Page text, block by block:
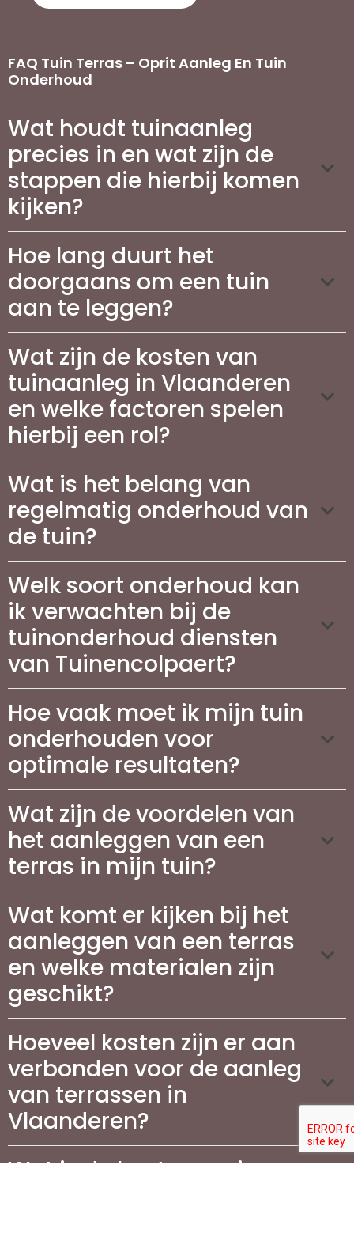
FAQ Tuin Terras – Oprit Aanleg En Tuin
Onderhoud
Wat houdt tuinaanleg
precies in en wat zijn de
stappen die hierbij komen
kijken?
Hoe lang duurt het
doorgaans om een tuin
aan te leggen?
Wat zijn de kosten van
tuinaanleg in Vlaanderen
en welke factoren spelen
hierbij een rol?
Wat is het belang van
regelmatig onderhoud van
de tuin?
Welk soort onderhoud kan
ik verwachten bij de
tuinonderhoud diensten
van Tuinencolpaert?
Hoe vaak moet ik mijn tuin
onderhouden voor
optimale resultaten?
Wat zijn de voordelen van
het aanleggen van een
terras in mijn tuin?
Wat komt er kijken bij het
aanleggen van een terras
en welke materialen zijn
geschikt?
Hoeveel kosten zijn er aan
verbonden voor de aanleg
van terrassen in
Vlaanderen?
Wat is de beste manier om